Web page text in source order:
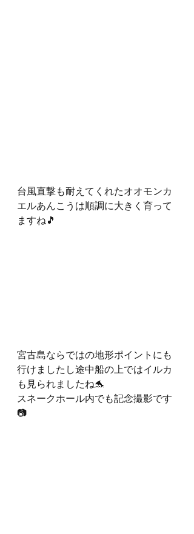
台風直撃も耐えてくれたオオモンカ
エルあんこうは順調に大きく育って
ますね🎵
宮古島ならではの地形ポイントにも
行けましたし途中船の上ではイルカ
も見られましたね🐬
スネークホール内でも記念撮影です
📷